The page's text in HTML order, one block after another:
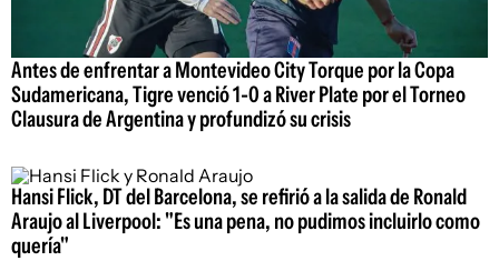
Antes de enfrentar a Montevideo City Torque por la Copa
Sudamericana, Tigre venció 1-0 a River Plate por el Torneo
Clausura de Argentina y profundizó su crisis
Hansi Flick, DT del Barcelona, se refirió a la salida de Ronald
Araujo al Liverpool: "Es una pena, no pudimos incluirlo como
quería"